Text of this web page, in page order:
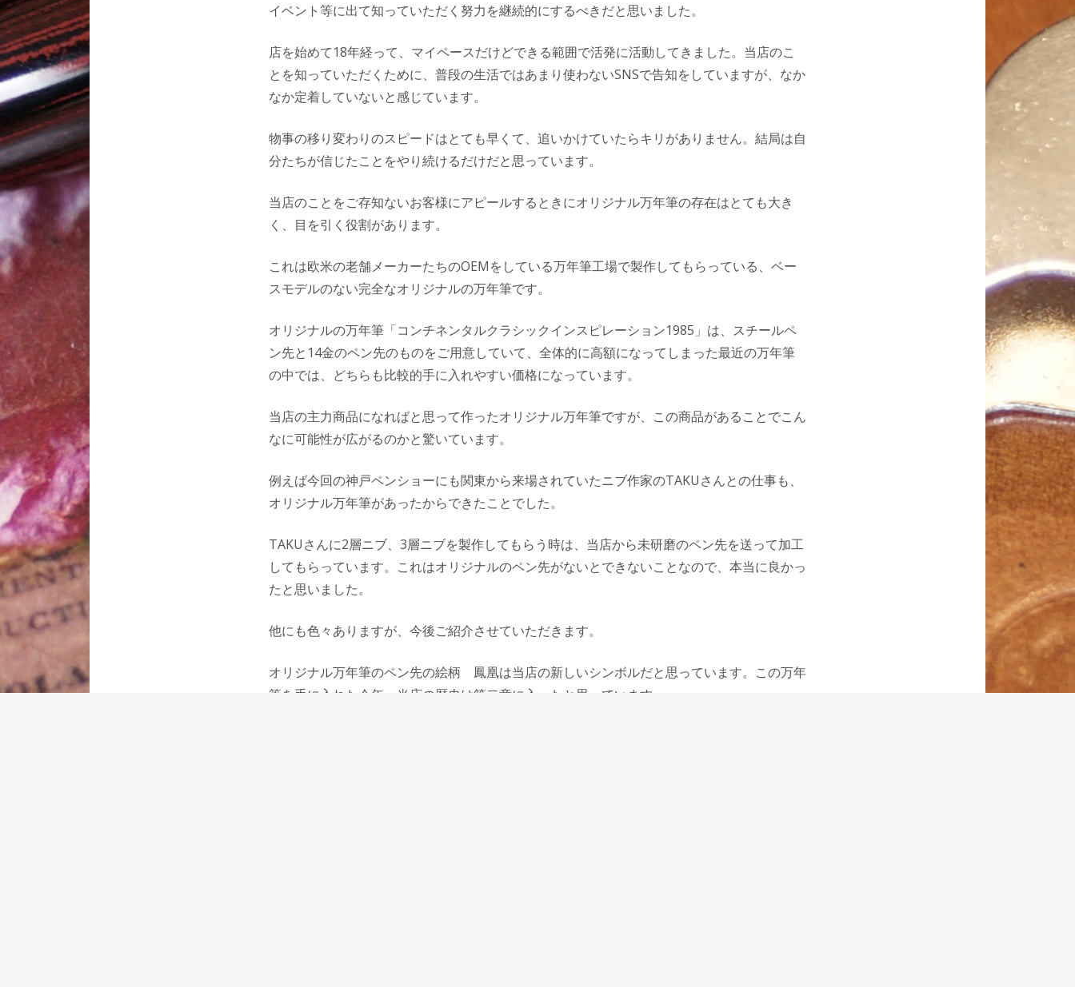
イベント等に出て知っていただく努力を継続的にするべきだと思いました。
店を始めて18年経って、マイペースだけどできる範囲で活発に活動してきました。当店のこ
とを知っていただくために、普段の生活ではあまり使わないSNSで告知をしていますが、なか
なか定着していないと感じています。
物事の移り変わりのスピードはとても早くて、追いかけていたらキリがありません。結局は自
分たちが信じたことをやり続けるだけだと思っています。
当店のことをご存知ないお客様にアピールするときにオリジナル万年筆の存在はとても大き
く、目を引く役割があります。
これは欧米の老舗メーカーたちのOEMをしている万年筆工場で製作してもらっている、ベー
スモデルのない完全なオリジナルの万年筆です。
オリジナルの万年筆「コンチネンタルクラシックインスピレーション1985」は、スチールペ
ン先と14金のペン先のものをご用意していて、全体的に高額になってしまった最近の万年筆
の中では、どちらも比較的手に入れやすい価格になっています。
当店の主力商品になればと思って作ったオリジナル万年筆ですが、この商品があることでこん
なに可能性が広がるのかと驚いています。
例えば今回の神戸ペンショーにも関東から来場されていたニブ作家のTAKUさんとの仕事も、
オリジナル万年筆があったからできたことでした。
TAKUさんに2層ニブ、3層ニブを製作してもらう時は、当店から未研磨のペン先を送って加工
してもらっています。これはオリジナルのペン先がないとできないことなので、本当に良かっ
たと思いました。
他にも色々ありますが、今後ご紹介させていただきます。
オリジナル万年筆のペン先の絵柄 鳳凰は当店の新しいシンボルだと思っています。この万年
筆を手に入れた今年、当店の歴史は第二章に入ったと思っています。